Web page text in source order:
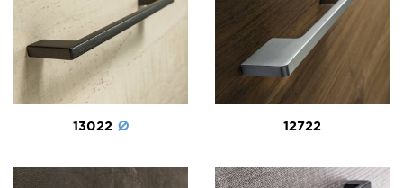
13022 12722